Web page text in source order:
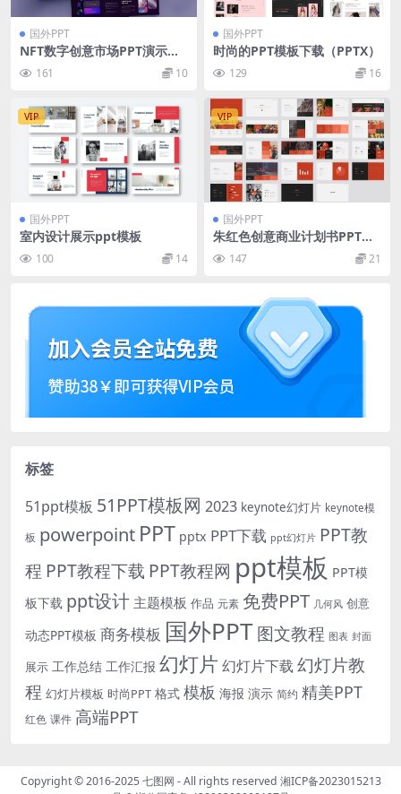
国外PPT
NFT数字创意市场PPT演示文
稿 Ertherum – NFT Digital P
owerpoint Template
161 10
国外PPT
时尚的PPT模板下载（PPTX）
129 16
VIP
国外PPT
室内设计展示ppt模板
100 14
VIP
国外PPT
朱红色创意商业计划书PPT模
板下载
147 21
标签
51ppt模板 51PPT模板网 2023 keynote幻灯片 keynote模
板 powerpoint PPT pptx PPT下载 ppt幻灯片 PPT教
程 PPT教程下载 PPT教程网 ppt模板 PPT模
板下载 ppt设计 主题模板 作品 元素 免费PPT 几何风 创意
动态PPT模板 商务模板 国外PPT图文教程 图表 封面
展示 工作总结 工作汇报 幻灯片 幻灯片下载 幻灯片教
程 幻灯片模板 时尚PPT 格式 模板 海报 演示 简约 精美PPT
红色 课件 高端PPT
Copyright © 2016-2025七图网 - All rights reserved 湘ICP备2023015213